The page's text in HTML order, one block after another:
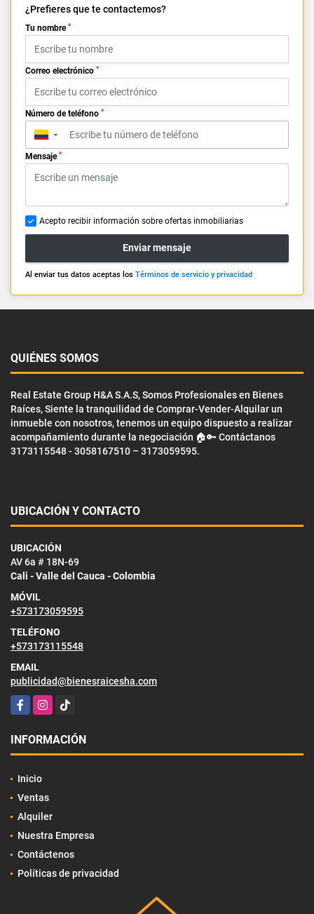
¿Prefieres que te contactemos?
Tu nombre *
Correo electrónico *
Número de teléfono *
▼
Mensaje *
Acepto recibir información sobre ofertas inmobiliarias
Enviar mensaje
Al enviar tus datos aceptas los Términos de servicio y privacidad
QUIÉNES SOMOS
Real Estate Group H&A S.A.S, Somos Profesionales en Bienes
Raíces, Siente la tranquilidad de Comprar-Vender-Alquilar un
inmueble con nosotros, tenemos un equipo dispuesto a realizar
acompañamiento durante la negociación 🏠🔑 Contáctanos
3173115548 - 3058167510 – 3173059595.
UBICACIÓN Y CONTACTO
UBICACIÓN
AV 6a # 18N-69
Cali - Valle del Cauca - Colombia
MÓVIL
+573173059595
TELÉFONO
+573173115548
EMAIL
publicidad@bienesraicesha.com
FacebookInstagram
TikTok
INFORMACIÓN
Inicio
Ventas
Alquiler
Nuestra Empresa
Contáctenos
Políticas de privacidad